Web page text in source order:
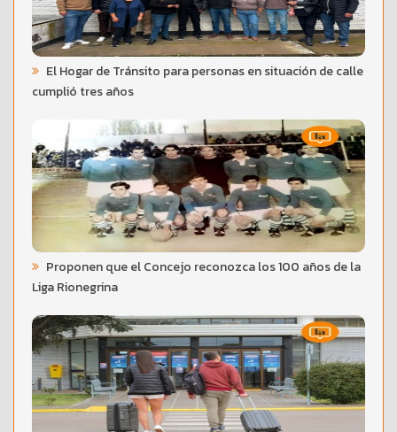
El Hogar de Tránsito para personas en situación de calle
cumplió tres años
Proponen que el Concejo reconozca los 100 años de la
Liga Rionegrina